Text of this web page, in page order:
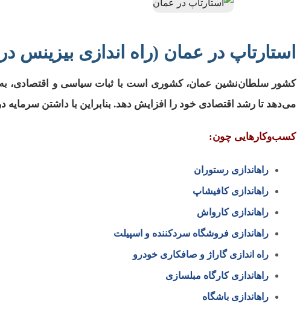
استارتاپ در عمان (راه اندازی بیزینس
کشور سلطان‌نشین عمان، کشوری است با ثبات سیاسی و اقتصادی،
می‌دهد تا رشد اقتصادی خود را افزایش ‌دهد. بنابراین با داشتن
کسب‌وکارهایی چون:
راه­اندازی رستوران
راه­اندازی کافی­شاپ
راه­اندازی کارواش
راه­اندازی فروشگاه سردکننده و اسپیلت
راه ­اندازی گاراژ و صافکاری خودرو
راه­اندازی کارگاه مبل­سازی
را­ه­اندازی باشگاه